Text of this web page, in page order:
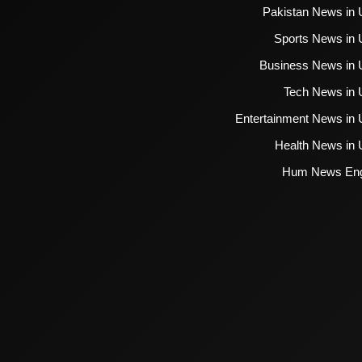
Pakistan News in
Sports News in
Business News in
Tech News in
Entertainment News in
Health News in
Hum News